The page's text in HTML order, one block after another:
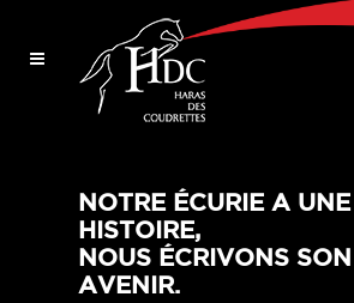
NOTRE ÉCURIE A UNE
HISTOIRE,
NOUS ÉCRIVONS SON
AVENIR.